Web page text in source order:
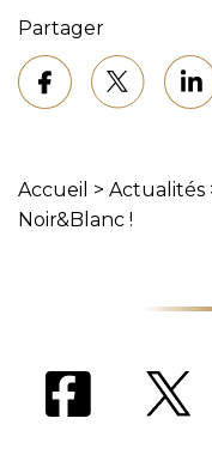
Partager
Accueil > Actualités
Noir&Blanc !